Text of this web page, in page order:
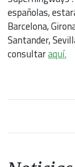
españolas,
Barcelona,
Santander,
consultaraquí.